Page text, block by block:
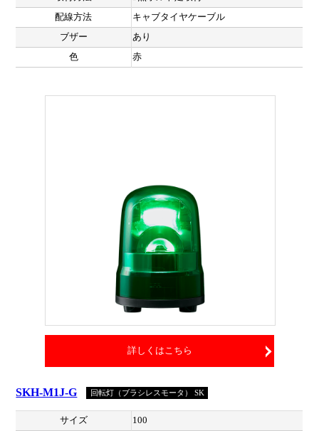
配線方法
キャブタイヤケーブル
ブザー
あり
色
赤
詳しくはこちら
SKH-M1J-G 回転灯（ブラシレスモータ） SK
サイズ
100